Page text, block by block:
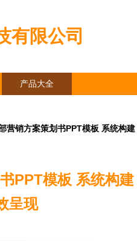
有限公司
产品大全
营销方案策划书PPT模板 系统构建
PPT模板 系统构建
呈现